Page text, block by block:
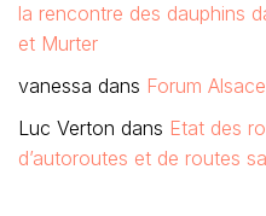
la rencontre des dauphins
et Murter
vanessa dans Forum Alsace
Luc Verton dans Etat des
d’autoroutes et de routes